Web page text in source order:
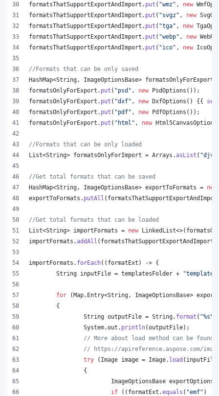
formatsThatSupportExportAndImport . put ( "wmz" , new
formatsThatSupportExportAndImport . put ( "svgz" , new
formatsThatSupportExportAndImport . put ( "tga" , new
formatsThatSupportExportAndImport . put ( "webp" , new
formatsThatSupportExportAndImport . put ( "ico" , new
//Formats that can be only saved
HashMap<String , ImageOptionsBase> formatsOnlyForExport
formatsOnlyForExport . put ( "psd" , new PsdOptions ());
formatsOnlyForExport . put ( "dxf" , new DxfOptions () {{
formatsOnlyForExport . put ( "pdf" , new PdfOptions ());
formatsOnlyForExport . put ( "html" , new Html5CanvasOptions
//Formats that can be only loaded
List<String> formatsOnlyForImport = Arrays .asList (
//Get total formats that can be saved
HashMap<String , ImageOptionsBase> exportToFormats = new
exportToFormats . putAll (
//Get total formats that can be loaded
List<String> importFormats = new LinkedList<>(
importFormats .addAll ( formatsThatSupportExportAndImport
importFormats . forEach(( formatExt ) -> {
String inputFile = templatesFolder +
for (Map. Entry<String , ImageOptionsBase>
	{
String outputFile = String. format ( "%s\\
System.out . println(outputFile);
// More about load method can be found
// https://apireference.aspose.com/
try ( Image image = Image. load ( inputFile
		{
ImageOptionsBase exportOptions
if (( formatExt .equals ( "emf" )